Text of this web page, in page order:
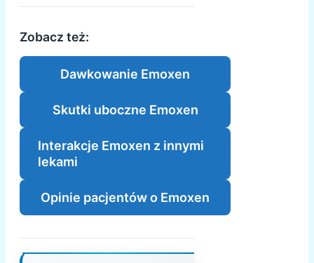
Zobacz też:
Dawkowanie Emoxen
Skutki uboczne Emoxen
Interakcje Emoxen z innymi
lekami
Opinie pacjentów o Emoxen